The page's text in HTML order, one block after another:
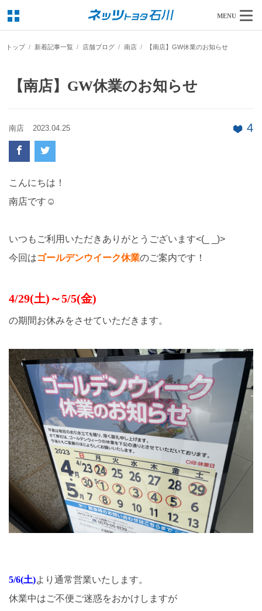
MENU
トップ 新着記事一覧 店舗ブログ 南店 【南店】GW休業のお知らせ
【南店】GW休業のお知らせ
南店 2023.04.25 4
こんにちは！
南店です☺
いつもご利用いただきありがとうございます<(_ _)>
今回はゴールデンウイーク休業のご案内です！
4/29(土)～5/5(金)
の期間お休みをさせていただきます。
5/6(土)より通常営業いたします。
休業中はご不便ご迷惑をおかけしますが